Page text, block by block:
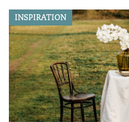
INSPIRATION